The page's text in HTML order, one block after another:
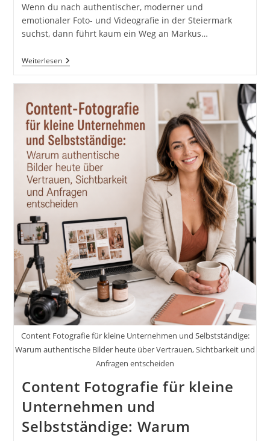
Wenn du nach authentischer, moderner und
emotionaler Foto- und Videografie in der Steiermark
suchst, dann führt kaum ein Weg an Markus…
WeiterlesenMarkus
Flicker
&
Videograf
In
Gleisdorf,
Graz
&
Der
Steiermark.
Weg
Von
0815
Und
Videos
Content Fotografie für kleine Unternehmen und Selbstständige:
Warum authentische Bilder heute über Vertrauen, Sichtbarkeit und
Anfragen entscheiden
Content Fotografie für kleine
Unternehmen und
Selbstständige: Warum